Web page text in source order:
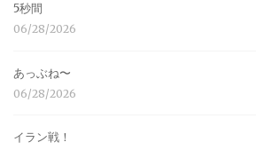
5秒間
06/28/2026
あっぶね〜
06/28/2026
イラン戦！